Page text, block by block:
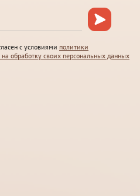
с условиями политики
на обработку своих персональных данных